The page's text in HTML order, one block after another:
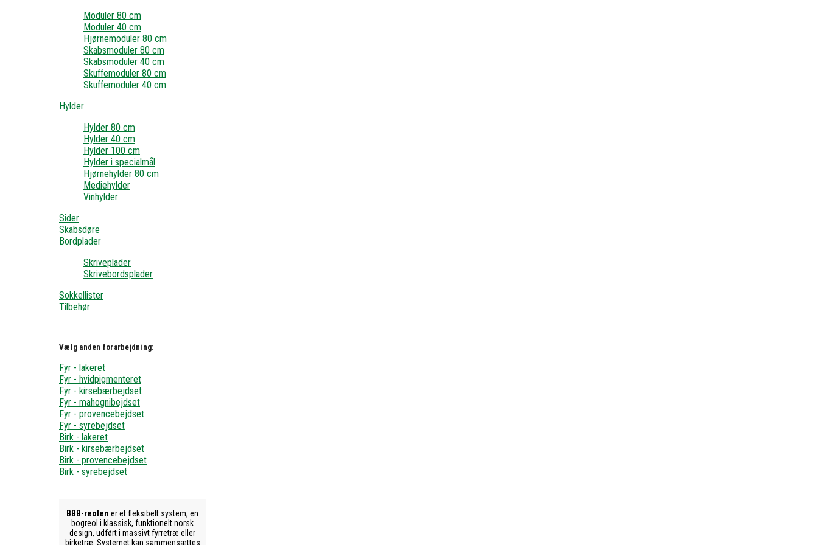
Moduler 80 cm
Moduler 40 cm
Hjørnemoduler 80 cm
Skabsmoduler 80 cm
Skabsmoduler 40 cm
Skuffemoduler 80 cm
Skuffemoduler 40 cm
Hylder
Hylder 80 cm
Hylder 40 cm
Hylder 100 cm
Hylder i specialmål
Hjørnehylder 80 cm
Mediehylder
Vinhylder
Sider
Skabsdøre
Bordplader
Skriveplader
Skrivebordsplader
Sokkellister
Tilbehør
Vælg anden forarbejdning:
Fyr - lakeret
Fyr - hvidpigmenteret
Fyr - kirsebærbejdset
Fyr - mahognibejdset
Fyr - provencebejdset
Fyr - syrebejdset
Birk - lakeret
Birk - kirsebærbejdset
Birk - provencebejdset
Birk - syrebejdset
BBB-reolen er et fleksibelt system, en
bogreol i klassisk, funktionelt norsk
design, udført i massivt fyrretræ eller
birketræ. Systemet kan sammensættes